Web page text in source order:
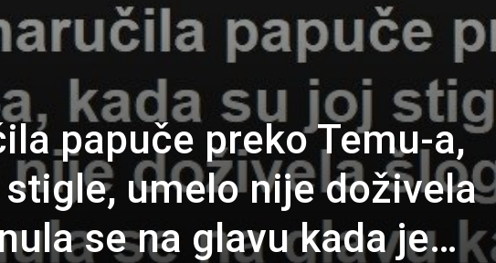
papuče preko Temu-a,
umelo nije doživela
se na glavu kada je…